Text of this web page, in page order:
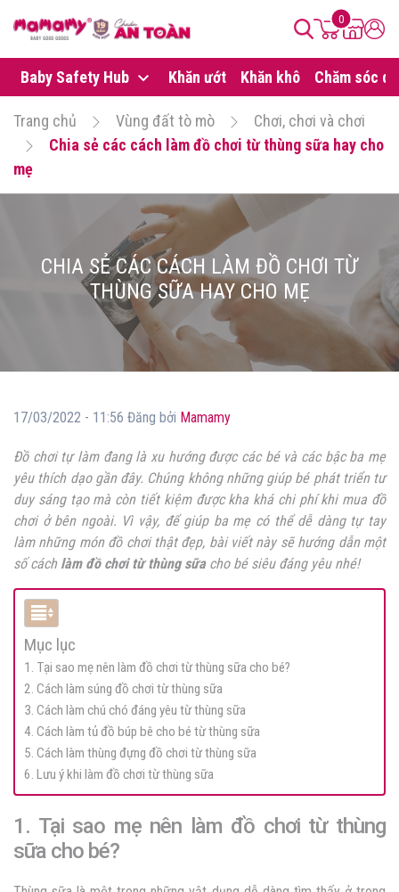
0
Baby Safety Hub Khăn ướt Khăn khô Chăm sóc da
Trang chủ Vùng đất tò mò
Chơi, chơi và chơi
Chia sẻ các cách làm đồ chơi từ thùng sữa hay cho
mẹ
CHIA SẺ CÁC CÁCH LÀM ĐỒ CHƠI TỪ
THÙNG SỮA HAY CHO MẸ
17/03/2022 - 11:56 Đăng bởi Mamamy
Đồ chơi tự làm đang là xu hướng được các bé và các bậc ba mẹ
yêu thích dạo gần đây. Chúng không những giúp bé phát triển tư
duy sáng tạo mà còn tiết kiệm được kha khá chi phí khi mua đồ
chơi ở bên ngoài. Vì vậy, để giúp ba mẹ có thể dễ dàng tự tay
làm những món đồ chơi thật đẹp, bài viết này sẽ hướng dẫn một
số cách làm đồ chơi từ thùng sữacho bé siêu đáng yêu nhé!
Mục lục
1. Tại sao mẹ nên làm đồ chơi từ thùng sữa cho bé?
2. Cách làm súng đồ chơi từ thùng sữa
3. Cách làm chú chó đáng yêu từ thùng sữa
4. Cách làm tủ đồ búp bê cho bé từ thùng sữa
5. Cách làm thùng đựng đồ chơi từ thùng sữa
6. Lưu ý khi làm đồ chơi từ thùng sữa
1. Tại sao mẹ nên làm đồ chơi từ thùng
sữa cho bé?